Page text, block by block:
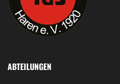
ABTEILUNGEN